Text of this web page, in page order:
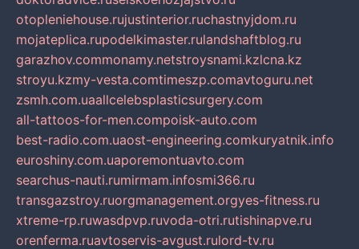
otopleniehouse.rujustinterior.ruchastnyjdom.ru
mojateplica.rupodelkimaster.rulandshaftblog.ru
garazhov.commonamy.netstroysnami.kzlcna.kz
stroyu.kzmy-vesta.comtimeszp.comavtoguru.net
zsmh.com.uaallcelebsplasticsurgery.com
all-tattoos-for-men.compoisk-auto.com
best-radio.com.uaost-engineering.comkuryatnik.info
euroshiny.com.uaporemontuavto.com
searchus-nauti.rumirmam.infosmi366.ru
transgazstroy.ruorgmanagement.orgyes-fitness.ru
xtreme-rp.ruwasdpvp.ruvoda-otri.rutishinapve.ru
orenferma.ruavtoservis-avgust.rulord-tv.ru